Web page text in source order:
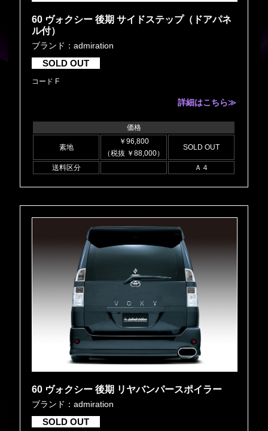
60 ヴォクシー 後期 サイドステップ（ドアパネ
ル付）
ブランド：admiration
SOLD OUT
コード F
詳細はこちら≫
価格
素地
￥96,800
（税抜 ￥88,000）
SOLD OUT
送料区分 Ａ４
60 ヴォクシー 後期 リヤバンパースポイラー
ブランド：admiration
SOLD OUT